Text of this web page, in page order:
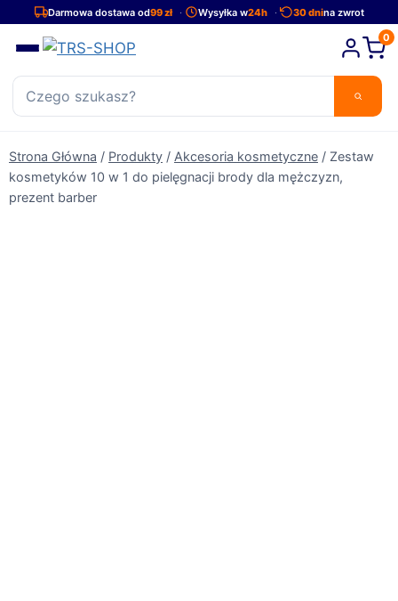
PrzejdźDarmowa dostawa od99 zł Wysyłka w24h 30 dnina zwrot
0
Strona Główna / Produkty / Akcesoria kosmetyczne / Zestaw
kosmetyków 10 w 1 do pielęgnacji brody dla mężczyzn,
prezent barber